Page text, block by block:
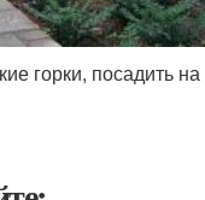
горки, посадить